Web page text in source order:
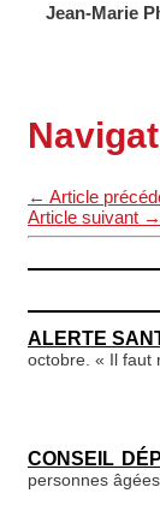
Jean-Marie
← Article
Article suivant →
ALERTE
octobre. « Il faut
CONSEIL
personnes